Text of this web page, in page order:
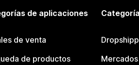
de aplicaciones
de venta
de productos
Mercados